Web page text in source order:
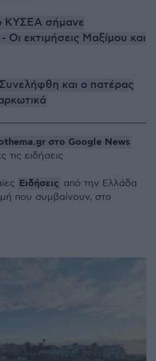
ΚΥΣΕΑ σήμανε
εκτιμήσεις Μαξίμου και
και ο πατέρας
στο Google News
τις ειδήσεις
Ειδήσεις από την Ελλάδα
που συμβαίνουν, στο